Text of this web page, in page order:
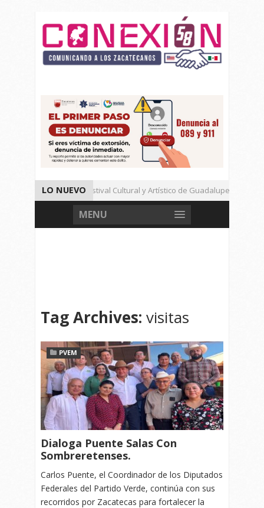
LO NUEVO
Un Cierre Exitoso Festival Cultural y Artístico de Guadalupe 2026
Llama Ulises Mejía a Cerrar Filas Con La Presidenta Sheinbaum
MENU
Tag Archives: visitas
PVEM
Dialoga Puente Salas Con
Sombreretenses.
Carlos Puente, el Coordinador de los Diputados
Federales del Partido Verde, continúa con sus
recorridos por Zacatecas para fortalecer la